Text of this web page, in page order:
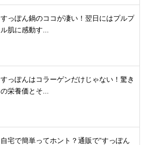
すっぽん鍋のココが凄い！翌日にはプルプ
ル肌に感動す...
すっぽんはコラーゲンだけじゃない！驚き
の栄養価とそ...
自宅で簡単ってホント？通販で”すっぽん